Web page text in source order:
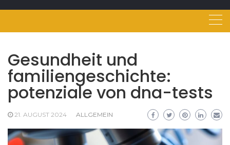
Gesundheit und
familiengeschichte:
potenziale von dna-tests
21. AUGUST 2024 ALLGEMEIN